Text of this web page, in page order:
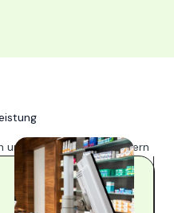
unserer Kunden verbessern